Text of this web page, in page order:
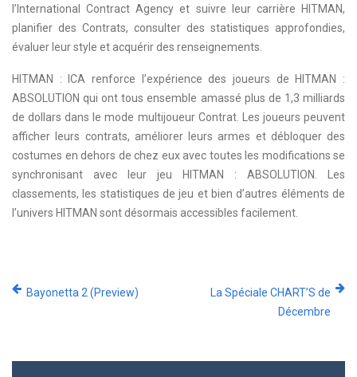
l’International Contract Agency et suivre leur carrière HITMAN,
planifier des Contrats, consulter des statistiques approfondies,
évaluer leur style et acquérir des renseignements.
HITMAN : ICA renforce l’expérience des joueurs de HITMAN :
ABSOLUTION qui ont tous ensemble amassé plus de 1,3 milliards
de dollars dans le mode multijoueur Contrat. Les joueurs peuvent
afficher leurs contrats, améliorer leurs armes et débloquer des
costumes en dehors de chez eux avec toutes les modifications se
synchronisant avec leur jeu HITMAN : ABSOLUTION. Les
classements, les statistiques de jeu et bien d’autres éléments de
l’univers HITMAN sont désormais accessibles facilement.
Bayonetta 2 (Preview)
La Spéciale CHART’S de
Décembre